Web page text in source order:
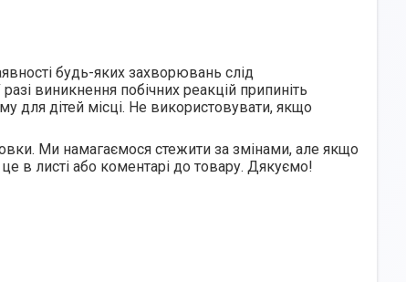
будь-яких захворювань слід
виникнення побічних реакцій припиніть
для дітей місці. Не використовувати, якщо
Ми намагаємося стежити за змінами, але якщо
в листі або коментарі до товару. Дякуємо!